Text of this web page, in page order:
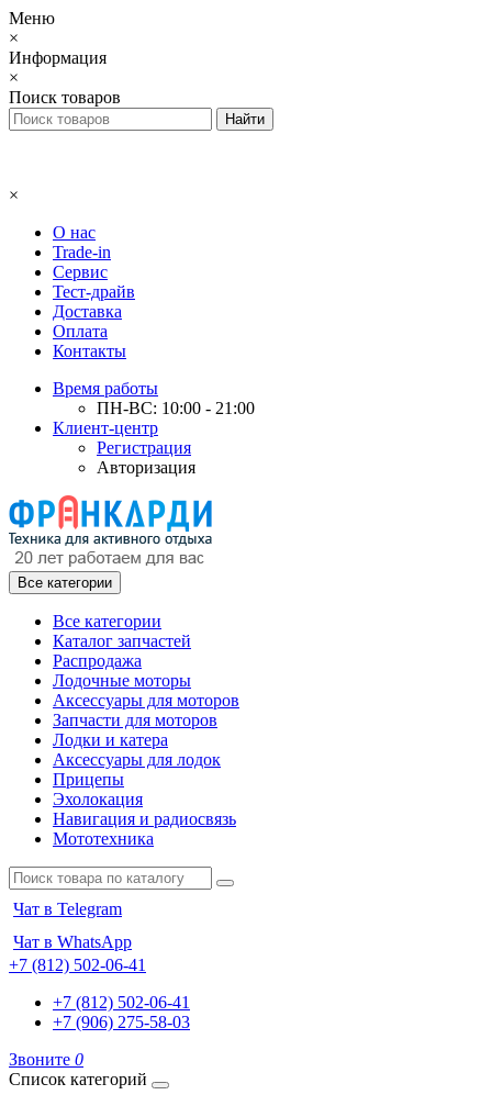
Меню
×
Информация
×
Поиск товаров
×
О нас
Trade-in
Сервис
Тест-драйв
Доставка
Оплата
Контакты
Время работы
ПН-ВС: 10:00 - 21:00
Клиент-центр
Регистрация
Авторизация
Все категории
Все категории
Каталог запчастей
Распродажа
Лодочные моторы
Аксессуары для моторов
Запчасти для моторов
Лодки и катера
Аксессуары для лодок
Прицепы
Эхолокация
Навигация и радиосвязь
Мототехника
Чат в Telegram
Чат в WhatsApp
+7 (812) 502-06-41
+7 (812) 502-06-41
+7 (906) 275-58-03
Звоните 0
Список категорий